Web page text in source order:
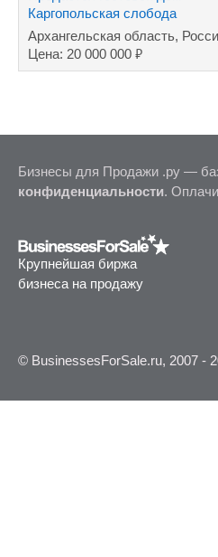
Каргопольская слобода
Архангельская область,
Цена: 20 000 000 ₽
Бизнесы для Продажи .ру —
конфиденциальности.
Крупнейшая биржа
бизнеса на продажу
© BusinessesForSale.ru, 2007 -